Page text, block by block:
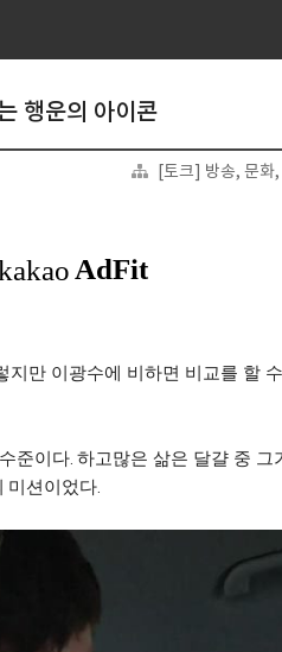
행운의 아이콘
[토크] 방송, 문화,
만 이광수에 비하면 비교를 할
준이다. 하고많은 삶은 달걀 중 그
미션이었다.